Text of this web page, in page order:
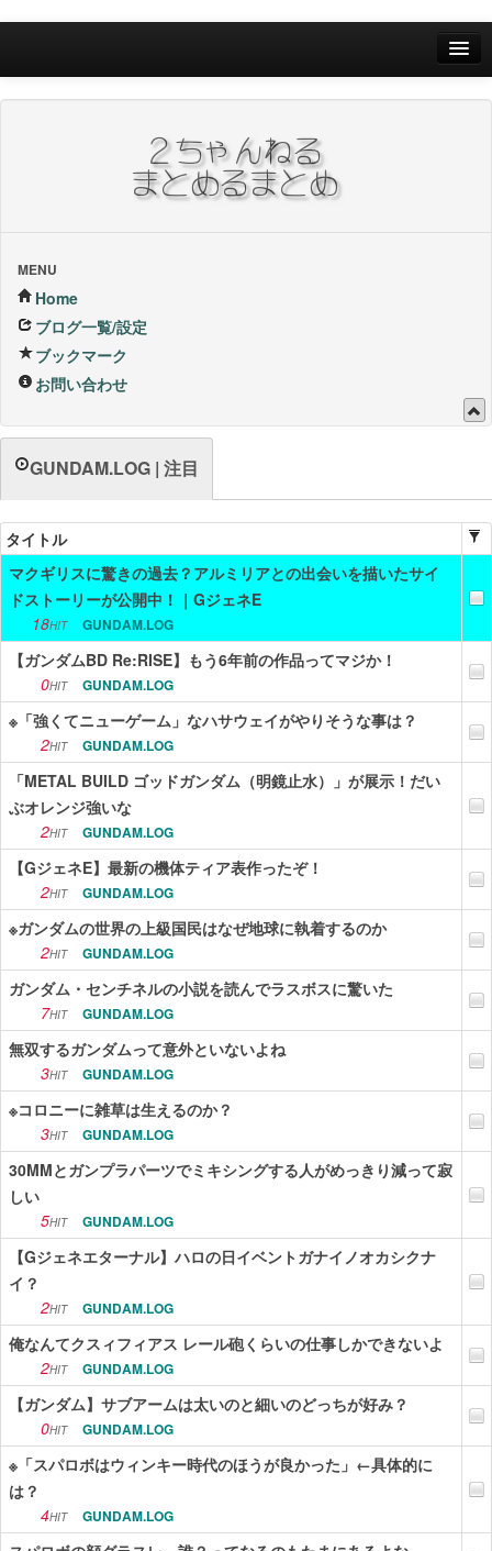
Home
ブックマーク
24Hランキング
昨日のランキング
1週間内ランキング
1ヶ月内ランキング
ニュース
エンタメ
スポーツ
漫画・アニメ
ゲーム
Vtuber
趣味
生活
アダルト
その他
RSS配信一覧
MENU
Home
ブログ一覧/設定
ブックマーク
お問い合わせ
GUNDAM.LOG | 注目
タイトル
マクギリスに驚きの過去？アルミリアとの出会いを描いたサイ
ドストーリーが公開中！｜GジェネE
18HIT GUNDAM.LOG
【ガンダムBD Re:RISE】もう6年前の作品ってマジか！
0HIT GUNDAM.LOG
※「強くてニューゲーム」なハサウェイがやりそうな事は？
2HIT GUNDAM.LOG
「METAL BUILD ゴッドガンダム（明鏡止水）」が展示！だい
ぶオレンジ強いな
2HIT GUNDAM.LOG
【GジェネE】最新の機体ティア表作ったぞ！
2HIT GUNDAM.LOG
※ガンダムの世界の上級国民はなぜ地球に執着するのか
2HIT GUNDAM.LOG
ガンダム・センチネルの小説を読んでラスボスに驚いた
7HIT GUNDAM.LOG
無双するガンダムって意外といないよね
3HIT GUNDAM.LOG
※コロニーに雑草は生えるのか？
3HIT GUNDAM.LOG
30MMとガンプラパーツでミキシングする人がめっきり減って寂
しい
5HIT GUNDAM.LOG
【Gジェネエターナル】ハロの日イベントガナイノオカシクナ
イ？
2HIT GUNDAM.LOG
俺なんてクスィフィアス レール砲くらいの仕事しかできないよ
2HIT GUNDAM.LOG
【ガンダム】サブアームは太いのと細いのどっちが好み？
0HIT GUNDAM.LOG
※「スパロボはウィンキー時代のほうが良かった」←具体的に
は？
4HIT GUNDAM.LOG